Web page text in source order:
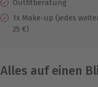
Outfitberatung
1x Make-up (jedes
25 €)
Alles auf einen